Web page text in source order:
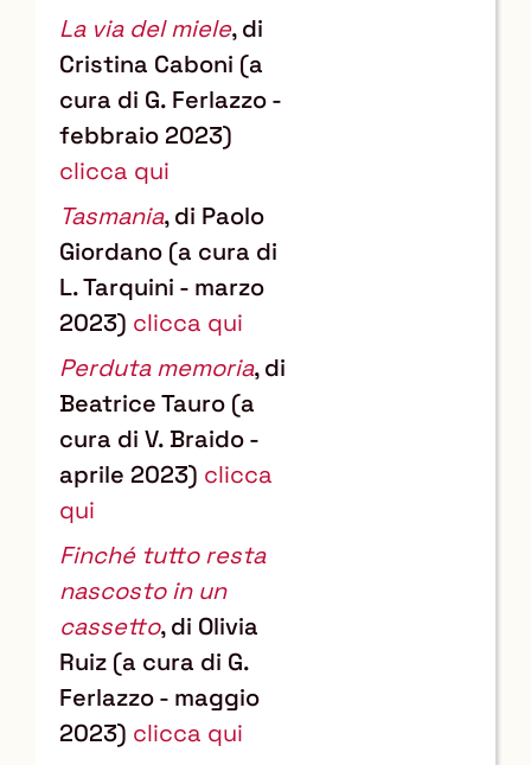
La via del miele, di
Cristina Caboni (a
cura di G. Ferlazzo -
febbraio 2023)
clicca qui
Tasmania, di Paolo
Giordano (a cura di
L. Tarquini - marzo
2023) clicca qui
Perduta memoria, di
Beatrice Tauro (a
cura di V. Braido -
aprile 2023) clicca
qui
Finché tutto resta
nascosto in un
cassetto, di Olivia
Ruiz (a cura di G.
Ferlazzo - maggio
2023) clicca qui